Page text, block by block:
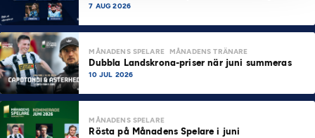
7 AUG 2026
MÅNADENS SPELARE MÅNADENS TRÄNARE
Dubbla Landskrona-priser när juni summeras
10 JUL 2026
MÅNADENS SPELARE
Rösta på Månadens Spelare i juni